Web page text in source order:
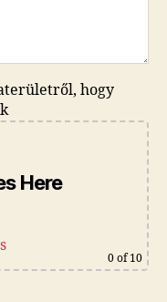
hogy
Here
0 of 10